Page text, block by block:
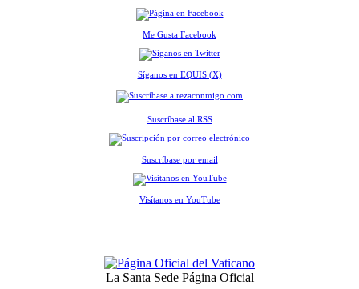
Me Gusta Facebook
Síganos en EQUIS (X)
Suscríbase al RSS
Suscríbase por email
Visítanos en YouTube
La Santa Sede Página Oficial